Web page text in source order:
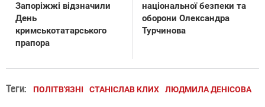
Запоріжжі відзначили
День
кримськотатарського
прапора
національної безпеки та
оборони Олександра
Турчинова
Теги: ПОЛІТВ'ЯЗНІ СТАНІСЛАВ КЛИХ ЛЮДМИЛА ДЕНІСОВА